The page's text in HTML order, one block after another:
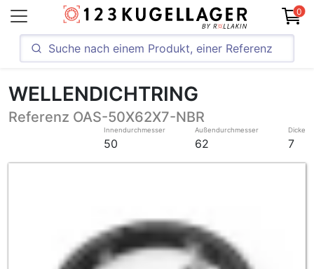
0
WELLENDICHTRING
Referenz OAS-50X62X7-NBR
Innendurchmesser
50
Außendurchmesser
62
Dicke
7